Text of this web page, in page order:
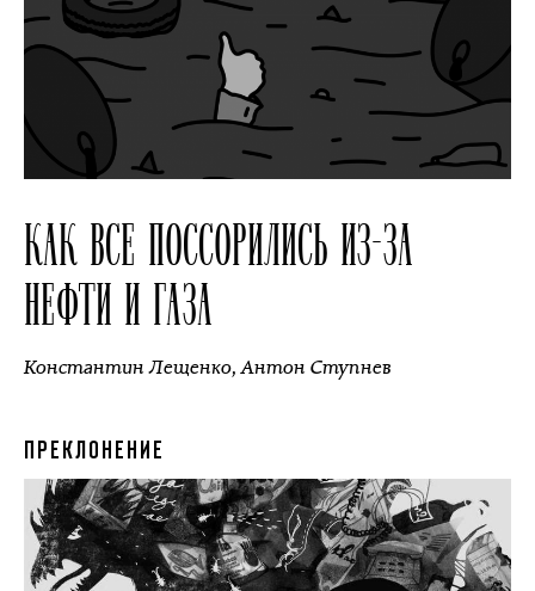
КАК ВСЕ ПОССОРИЛИСЬ ИЗ-ЗА
НЕФТИ И ГАЗА
Константин Лещенко,Антон Ступнев
ПРЕКЛОНЕНИЕ